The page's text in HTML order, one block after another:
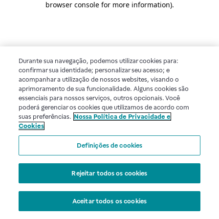
browser console for more information).
Durante sua navegação, podemos utilizar cookies para:
confirmar sua identidade; personalizar seu acesso; e
acompanhar a utilização de nossos websites, visando o
aprimoramento de sua funcionalidade. Alguns cookies são
essenciais para nossos serviços, outros opcionais. Você
poderá gerenciar os cookies que utilizamos de acordo com
suas preferências. Nossa Política de Privacidade e
Cookies
Definições de cookies
Rejeitar todos os cookies
Aceitar todos os cookies